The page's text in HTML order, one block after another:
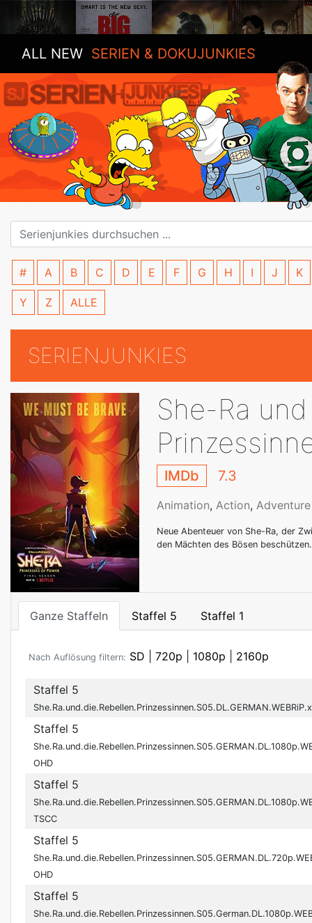
ALL NEW SERIEN & DOKUJUNKIES
# A B C D E F G H I J K
Y Z ALLE
SERIENJUNKIES
She-Ra
IMDb 7.3
Animation, Action, Adventure
Neue Abenteuer von She-Ra, der
den Mächten des Bösen beschützen.
Ganze Staffeln Staffel 5 Staffel 1
Nach Auflösung filtern: SD 720p 1080p 2160p
Staffel 5
Staffel 5
OHD
Staffel 5
TSCC
Staffel 5
OHD
Staffel 5